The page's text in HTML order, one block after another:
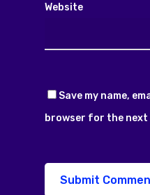
Website
Save my name,
browser for the next